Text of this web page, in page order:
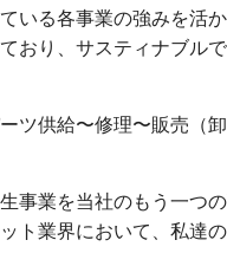
いる各事業の強みを活
おり、サスティナブル
ツ供給〜修理〜販売（
事業を当社のもう一つ
ト業界において、私達